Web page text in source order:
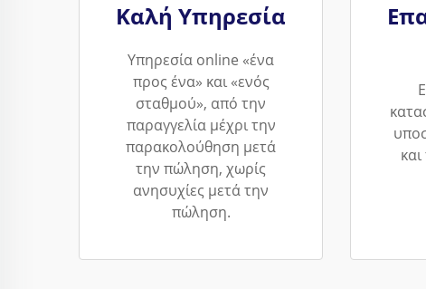
Καλή Υπηρεσία
Υπηρεσία online «ένα
προς ένα» και «ενός
σταθμού», από την
παραγγελία μέχρι την
παρακολούθηση μετά
την πώληση, χωρίς
ανησυχίες μετά την
πώληση.